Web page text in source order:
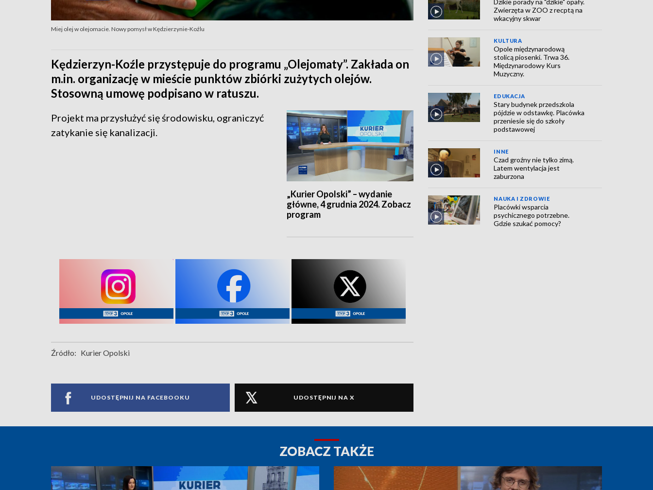
Miej olej w olejomacie. Nowy pomysł w Kędzierzynie-Koźlu
Kędzierzyn-Koźle przystępuje do programu „Olejomaty”. Zakłada on
m.in. organizację w mieście punktów zbiórki zużytych olejów.
Stosowną umowę podpisano w ratuszu.
„Kurier Opolski” – wydanie
główne, 4 grudnia 2024. Zobacz
program
Projekt ma przysłużyć się środowisku, ograniczyć
zatykanie się kanalizacji.
Źródło: Kurier Opolski
UDOSTĘPNIJ NA FACEBOOKU UDOSTĘPNIJ NA X
Zwierzęta w ZOO z recptą na
wkacyjny skwar
KULTURA
Opole międzynarodową
stolicą piosenki. Trwa 36.
Międzynarodowy Kurs
Muzyczny.
EDUKACJA
Stary budynek przedszkola
pójdzie w odstawkę. Placówka
przeniesie się do szkoły
podstawowej
INNE
Czad groźny nie tylko zimą.
Latem wentylacja jest
zaburzona
NAUKA I ZDROWIE
Placówki wsparcia
psychicznego potrzebne.
Gdzie szukać pomocy?
ZOBACZ TAKŻE